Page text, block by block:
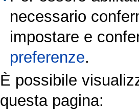
necessario
impostare e
preferenze.
È possibile
questa pagina: